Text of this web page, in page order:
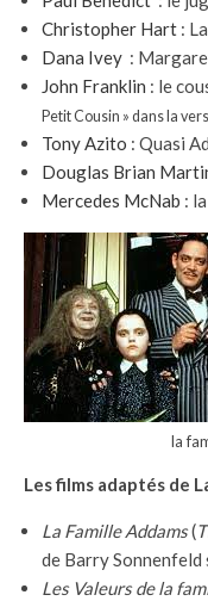
Christopher Hart :
Dana Ivey :
John Franklin : le
Petit Cousin » dans la
Tony Azito : Quasi
Douglas Brian
Mercedes McNab :
la
Les films adaptés de
La Famille Addams(
de Barry
Les Valeurs de la